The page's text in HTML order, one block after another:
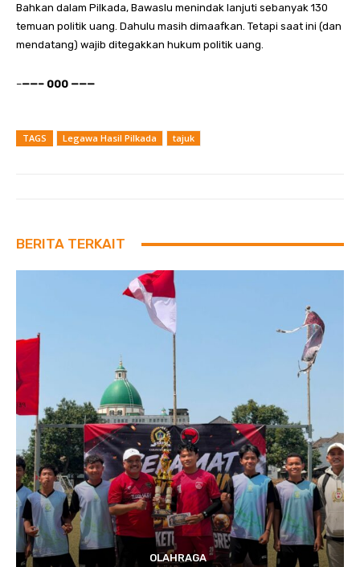
Bahkan dalam Pilkada, Bawaslu menindak lanjuti sebanyak 130
temuan politik uang. Dahulu masih dimaafkan. Tetapi saat ini (dan
mendatang) wajib ditegakkan hukum politik uang.
–——– 000 ———
TAGS Legawa Hasil Pilkada tajuk
BERITA TERKAIT
OLAHRAGA